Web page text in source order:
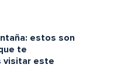
estos son
te
visitar este